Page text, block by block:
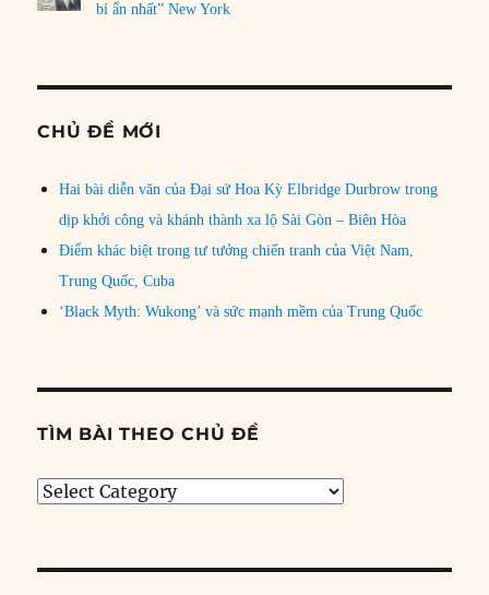
bí ẩn nhất” New York
CHỦ ĐỀ MỚI
Hai bài diễn văn của Đại sứ Hoa Kỳ Elbridge Durbrow trong
dịp khởi công và khánh thành xa lộ Sài Gòn – Biên Hòa
Điểm khác biệt trong tư tưởng chiến tranh của Việt Nam,
Trung Quốc, Cuba
‘Black Myth: Wukong’ và sức mạnh mềm của Trung Quốc
TÌM BÀI THEO CHỦ ĐỀ
Tìm